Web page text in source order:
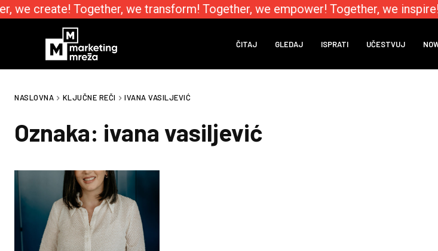
we create! Together, we transform! Together, we empower! Together, we
ČITAJ GLEDAJ ISPRATI UČESTVUJ
NASLOVNA KLJUČNE REČI IVANA VASILJEVIĆ
Oznaka: ivana vasiljević